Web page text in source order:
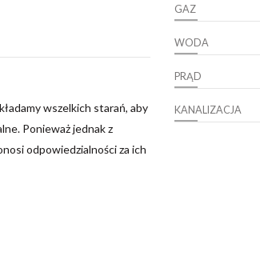
wszelkich starań, aby
Ponieważ jednak z
odpowiedzialności za ich
GAZ
WODA
PRĄD
KANALIZACJA